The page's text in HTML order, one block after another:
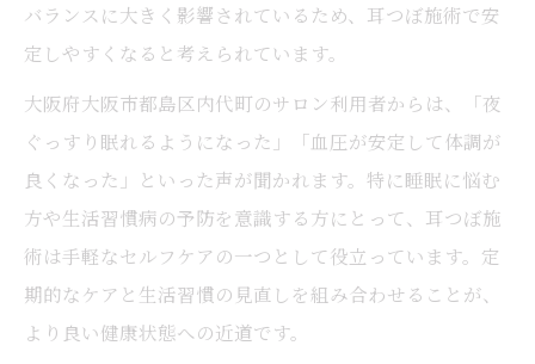
バランスに大きく影響されているため、耳つぼ施術で安
定しやすくなると考えられています。
大阪府大阪市都島区内代町のサロン利用者からは、「夜
ぐっすり眠れるようになった」「血圧が安定して体調が
良くなった」といった声が聞かれます。特に睡眠に悩む
方や生活習慣病の予防を意識する方にとって、耳つぼ施
術は手軽なセルフケアの一つとして役立っています。定
期的なケアと生活習慣の見直しを組み合わせることが、
より良い健康状態への近道です。